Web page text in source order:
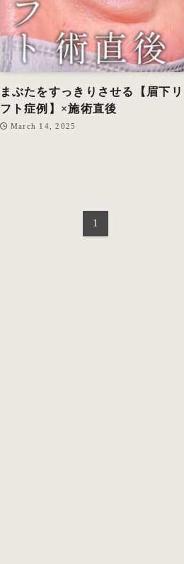
まぶたをすっきりさせる【眉下リ
フト症例】×施術直後
March 14, 2025
1